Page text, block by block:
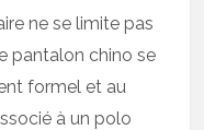
ne se limite pas
pantalon chino se
formel et au
à un polo